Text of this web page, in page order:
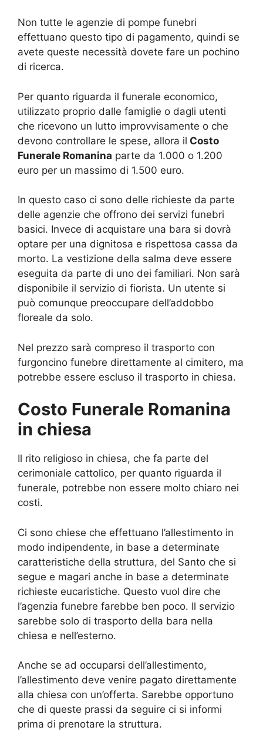
Non tutte le agenzie di pompe funebri
effettuano questo tipo di pagamento, quindi se
avete queste necessità dovete fare un pochino
di ricerca.
Per quanto riguarda il funerale economico,
utilizzato proprio dalle famiglie o dagli utenti
che ricevono un lutto improvvisamente o che
devono controllare le spese, allora il Costo
Funerale Romanina parte da 1.000 o 1.200
euro per un massimo di 1.500 euro.
In questo caso ci sono delle richieste da parte
delle agenzie che offrono dei servizi funebri
basici. Invece di acquistare una bara si dovrà
optare per una dignitosa e rispettosa cassa da
morto. La vestizione della salma deve essere
eseguita da parte di uno dei familiari. Non sarà
disponibile il servizio di fiorista. Un utente si
può comunque preoccupare dell’addobbo
floreale da solo.
Nel prezzo sarà compreso il trasporto con
furgoncino funebre direttamente al cimitero, ma
potrebbe essere escluso il trasporto in chiesa.
Costo Funerale Romanina
in chiesa
Il rito religioso in chiesa, che fa parte del
cerimoniale cattolico, per quanto riguarda il
funerale, potrebbe non essere molto chiaro nei
costi.
Ci sono chiese che effettuano l’allestimento in
modo indipendente, in base a determinate
caratteristiche della struttura, del Santo che si
segue e magari anche in base a determinate
richieste eucaristiche. Questo vuol dire che
l’agenzia funebre farebbe ben poco. Il servizio
sarebbe solo di trasporto della bara nella
chiesa e nell’esterno.
Anche se ad occuparsi dell’allestimento,
l’allestimento deve venire pagato direttamente
alla chiesa con un’offerta. Sarebbe opportuno
che di queste prassi da seguire ci si informi
prima di prenotare la struttura.